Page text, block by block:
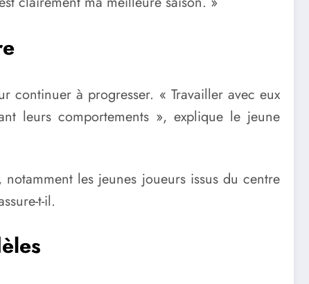
continuer à progresser. « Travailler avec eux
leurs comportements », explique le jeune
les jeunes joueurs issus du centre
t-il.